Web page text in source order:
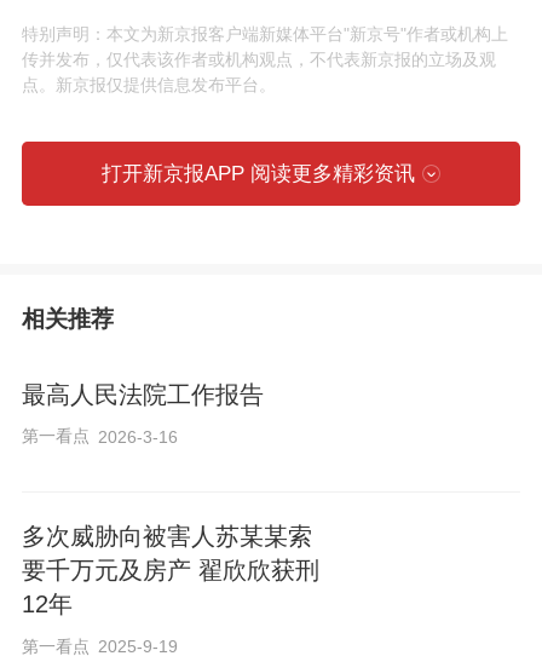
并没有判离。
件综合审判庭副庭长 徐莉：此后双方继续
分居，一年后，赵某再次起诉，离婚态度
曹某本来以为，这场短暂的婚姻已到此为
将曹某告上法庭。这一次，赵某手持99%
份额的房产证，要求按照登记比例分割房
产。
特别声明：本文为新京报客户端新媒体平台"新京号"作者或机构上
传并发布，仅代表该作者或机构观点，不代表新京报的立场及观
点。新京报仅提供信息发布平台。
打开新京报APP 阅读更多精彩资讯
相关推荐
最高人民法院工作报告
第一看点 2026-3-16
多次威胁向被害人苏某某索
要千万元及房产 翟欣欣获刑
12年
第一看点 2025-9-19